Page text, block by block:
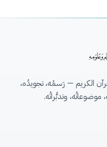
الكريم — رَسمُه، تجويدُه،
موضوعاتُه، وتدبُّراتُه.